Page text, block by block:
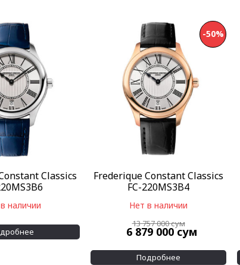
Classics
наличии
Frederique Constant Classics
FC-220MS3B4
-50%
Нет в наличии
13 757 000сум
6 879 000сум
Подробнее